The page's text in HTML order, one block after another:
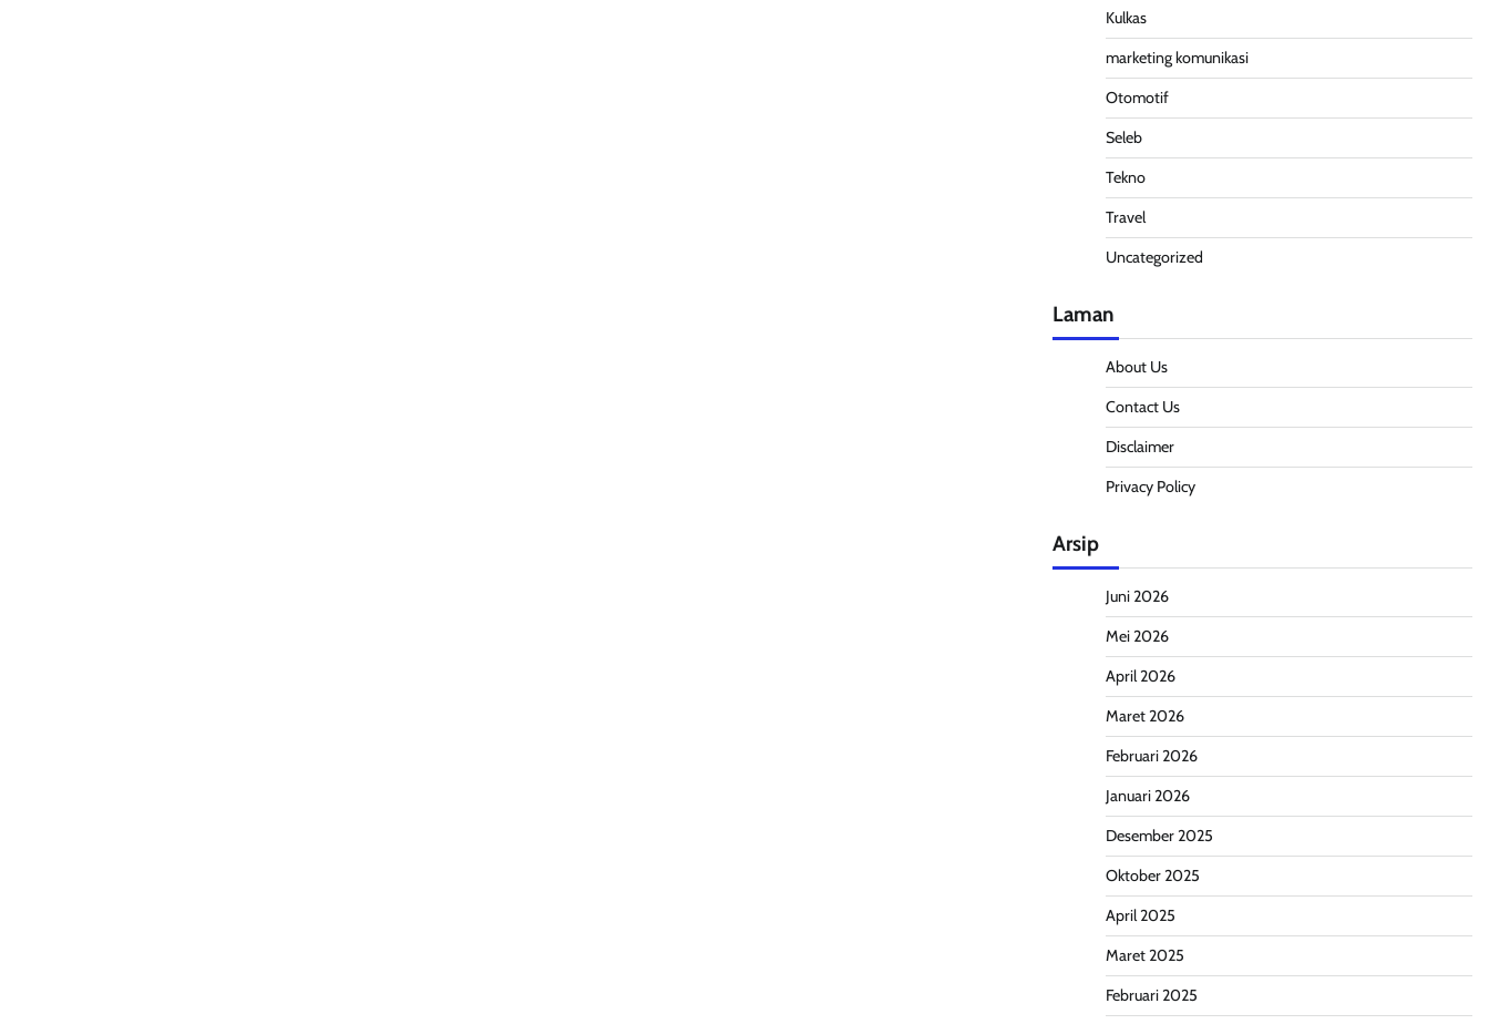
Kulkas
marketing komunikasi
Otomotif
Seleb
Tekno
Travel
Uncategorized
Laman
About Us
Contact Us
Disclaimer
Privacy Policy
Arsip
Juni 2026
Mei 2026
April 2026
Maret 2026
Februari 2026
Januari 2026
Desember 2025
Oktober 2025
April 2025
Maret 2025
Februari 2025